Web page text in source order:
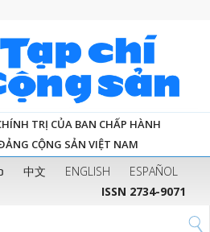
TRỊ CỦA BAN CHẤP HÀNH
CỘNG SẢN VIỆT NAM
中文 ENGLISH
ESPAÑOL
ISSN 2734-9071